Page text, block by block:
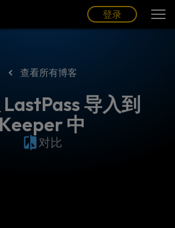
登录
查看所有博客
导入到
Keeper 中
对比